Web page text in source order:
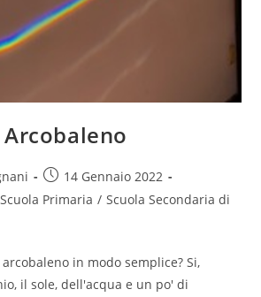
Post
published:
14 Gennaio 2022
Scuola Primaria / Scuola Secondaria di
in modo semplice? Si,
il sole, dell'acqua e un po' di